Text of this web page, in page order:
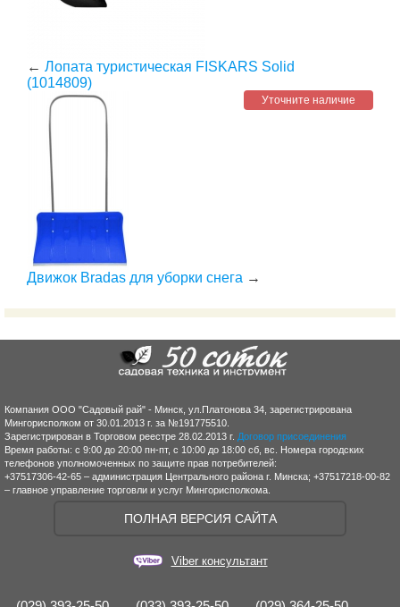
← Лопата туристическая FISKARS Solid
(1014809)
Уточните наличие
Движок Bradas для уборки снега →
Компания ООО "Садовый рай" - Минск, ул.Платонова 34, зарегистрирована
Мингорисполком от 30.01.2013 г. за №191775510.
Зарегистрирован в Торговом реестре 28.02.2013 г. Договор присоединения
Время работы: с 9:00 до 20:00 пн-пт, с 10:00 до 18:00 сб, вс. Номера городских
телефонов уполномоченных по защите прав потребителей:
+37517306-42-65 – администрация Центрального района г. Минска; +37517218-00-82
– главное управление торговли и услуг Мингорисполкома.
ПОЛНАЯ ВЕРСИЯ САЙТА
Viber консультант